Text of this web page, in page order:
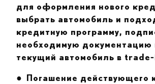
для оформления нового
выбрать автомобиль и
кредитную программу,
необходимую документацию
текущий автомобиль в
● Погашение действующего